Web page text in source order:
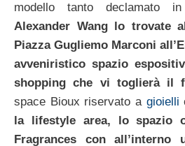
modello tanto declamato
Alexander Wang lo trovate
Piazza Gugliemo Marconi
avveniristico spazio
shopping che vi toglierà il
space Bioux riservato a gioielli
la lifestyle area, lo spazio
Fragrances con all’interno